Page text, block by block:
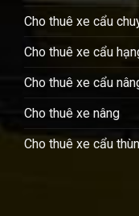
Cho thuê xe cẩu
Cho thuê xe cẩu
Cho thuê xe cẩu
Cho thuê xe nâng
Cho thuê xe cẩu